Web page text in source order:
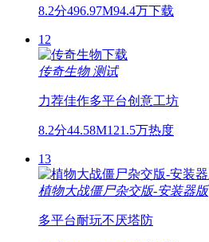
8.2分496.97M94.4万下载
12
传奇生物 测试
力荐佳作多平台创意工坊
8.2分44.58M121.5万热度
13
植物大战僵尸杂交版-安装器版
多平台耐玩不厌塔防